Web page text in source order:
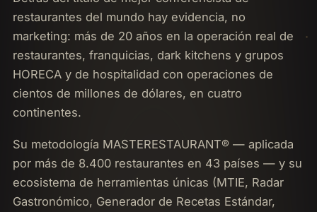
restaurantes del mundo hay evidencia, no
marketing: más de 20 años en la operación real de
restaurantes, franquicias, dark kitchens y grupos
HORECA y de hospitalidad con operaciones de
cientos de millones de dólares, en cuatro
continentes.
Su metodología MASTERESTAURANT® — aplicada
por más de 8.400 restaurantes en 43 países — y su
ecosistema de herramientas únicas (MTIE, Radar
Gastronómico, Generador de Recetas Estándar,